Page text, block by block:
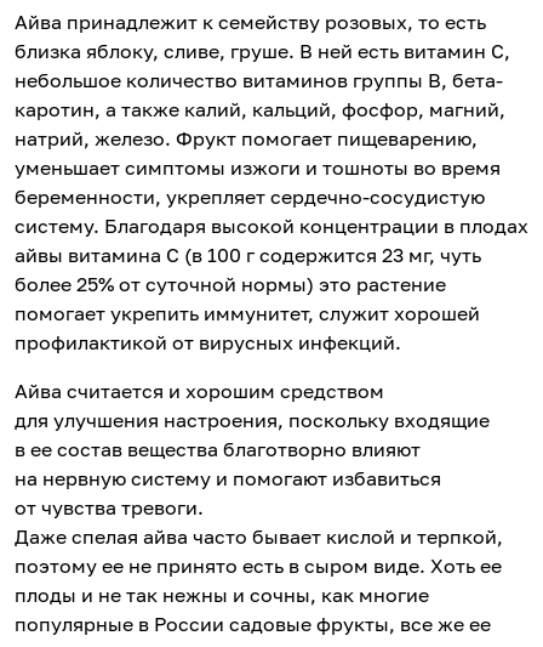
Айва принадлежит к семейству розовых, то есть
близка яблоку, сливе, груше. В ней есть витамин С,
небольшое количество витаминов группы В, бета-
каротин, а также калий, кальций, фосфор, магний,
натрий, железо. Фрукт помогает пищеварению,
уменьшает симптомы изжоги и тошноты во время
беременности, укрепляет сердечно-сосудистую
систему. Благодаря высокой концентрации в плодах
айвы витамина С (в 100 г содержится 23 мг, чуть
более 25% от суточной нормы) это растение
помогает укрепить иммунитет, служит хорошей
профилактикой от вирусных инфекций.
Айва считается и хорошим средством
для улучшения настроения, поскольку входящие
в ее состав вещества благотворно влияют
на нервную систему и помогают избавиться
от чувства тревоги.
Даже спелая айва часто бывает кислой и терпкой,
поэтому ее не принято есть в сыром виде. Хоть ее
плоды и не так нежны и сочны, как многие
популярные в России садовые фрукты, все же ее